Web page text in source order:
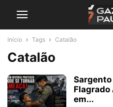
Início Tags Catalão
Catalão
Sargento
em...